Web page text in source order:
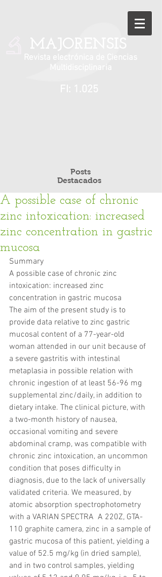
MAJORENSIS
Posts
Destacados
A possible case of chronic
zinc intoxication: increased
zinc concentration in gastric
mucosa
Summary
A possible case of chronic zinc
intoxication: increased zinc
concentration in gastric mucosa
The aim of the present study is to
provide data relative to zinc gastric
mucosal content of a 77-year-old
woman attended in our unit because of
a severe gastritis with intestinal
metaplasia in possible relation with
chronic ingestion of at least 56-96 mg
supplemental zinc/daily, in addition to
dietary intake. The clinical picture, with
a two-month history of nausea,
occasional vomiting and severe
abdominal cramp, was compatible with
chronic zinc intoxication, an uncommon
condition that poses difficulty in
diagnosis, due to the lack of universally
validated criteria. We measured, by
atomic absorption spectrophotometry
with a VARIAN SPECTRA  A 220Z, GTA-
110 graphite camera, zinc in a sample of
gastric mucosa of this patient, yielding a
value of 52.5 mg/kg (in dried sample),
and in two control samples, yielding